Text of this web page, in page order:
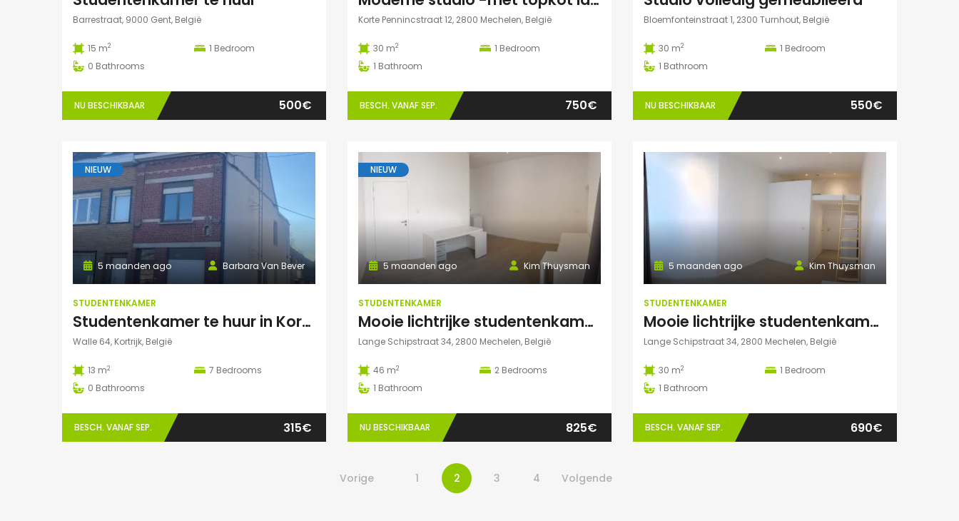
Barrestraat, 9000 Gent, België
15 m2 1 Bedroom
0 Bathrooms
NU BESCHIKBAAR 500€
Korte Pennincstraat 12, 2800 Mechelen, België
30 m2 1 Bedroom
1 Bathroom
BESCH. VANAF SEP. 750€
Bloemfonteinstraat 1, 2300 Turnhout, België
30 m2 1 Bedroom
1 Bathroom
NU BESCHIKBAAR 550€
NIEUW
Barbara Van Bever
5 maanden ago
STUDENTENKAMER
Studentenkamer te huur in Kortrijk
Walle 64, Kortrijk, België
13 m2 7 Bedrooms
0 Bathrooms
BESCH. VANAF SEP. 315€
NIEUW
Kim Thuysman
5 maanden ago
STUDENTENKAMER
Mooie lichtrijke studentenkamer in hartje Mechelen! (46m2, 2 pers mogelijk)
Lange Schipstraat 34, 2800 Mechelen, België
46 m2 2 Bedrooms
1 Bathroom
NU BESCHIKBAAR 825€
Kim Thuysman
5 maanden ago
STUDENTENKAMER
Mooie lichtrijke studentenkamer in hartje Mechelen
Lange Schipstraat 34, 2800 Mechelen, België
30 m2 1 Bedroom
1 Bathroom
BESCH. VANAF SEP. 690€
Vorige 1 2 3 4 Volgende